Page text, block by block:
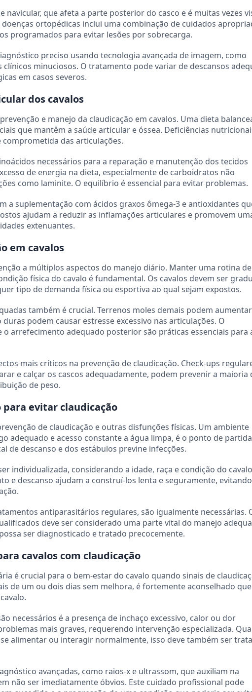
que afeta a parte posterior do casco e é muitas vezes
ortopédicas inclui uma combinação de cuidados
programados para evitar lesões por sobrecarga.
preciso usando tecnologia avançada de imagem, como
minuciosos. O tratamento pode variar de descansos
em casos severos.
dos cavalos
e manejo da claudicação em cavalos. Uma dieta
que mantêm a saúde articular e óssea. Deficiências
das articulações.
necessários para a reparação e manutenção dos tecidos
de energia na dieta, especialmente de carboidratos não
como laminite. O equilíbrio é essencial para evitar problemas.
a suplementação com ácidos graxos ômega-3 e antioxidantes
ajudam a reduzir as inflamações articulares e promovem
extenuantes.
em cavalos
a múltiplos aspectos do manejo diário. Manter uma rotina de
física do cavalo é fundamental. Os cavalos devem ser
tipo de demanda física ou esportiva ao qual sejam expostos.
também é crucial. Terrenos moles demais podem
podem causar estresse excessivo nas articulações. O
arrefecimento adequado posterior são práticas essenciais para
mais críticos na prevenção de claudicação. Check-ups
e calçar os cascos adequadamente, podem prevenir a maioria
de peso.
evitar claudicação
de claudicação e outras disfunções físicas. Um ambiente
adequado e acesso constante a água limpa, é o ponto de
de descanso e dos estábulos previne infecções.
individualizada, considerando a idade, raça e condição do
e descanso ajudam a construí-los lenta e seguramente, evitando
antiparasitários regulares, são igualmente necessárias.
deve ser considerado uma parte vital do manejo
ser diagnosticado e tratado precocemente.
cavalos com claudicação
é crucial para o bem-estar do cavalo quando sinais de
de um ou dois dias sem melhora, é fortemente aconselhado
necessários é a presença de inchaço excessivo, calor ou dor
mais graves, requerendo intervenção especializada.
alimentar ou interagir normalmente, isso deve também ser
avançadas, como raios-x e ultrassom, que auxiliam na
não ser imediatamente óbvios. Este cuidado profissional pode